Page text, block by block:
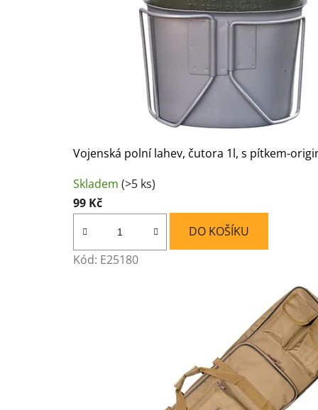
Vojenská polní lahev, čutora 1l, s pítkem-
Skladem (>5 ks)
99 Kč
DO KOŠÍKU
Kód: E25180